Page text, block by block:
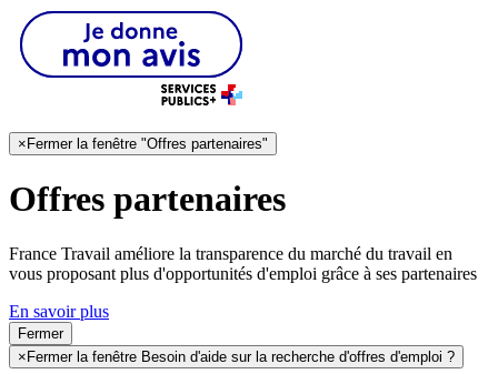
× Fermer la fenêtre "Offres partenaires"
Offres partenaires
France Travail améliore la transparence du marché du travail en
vous proposant plus d'opportunités d'emploi grâce à ses partenaires
En savoir plus
Fermer
×Fermer la fenêtre Besoin d'aide sur la recherche d'offres d'emploi ?